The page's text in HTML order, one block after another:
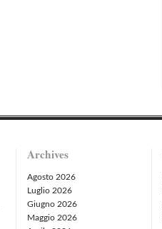
Archives
Agosto 2026
Luglio 2026
Giugno 2026
Maggio 2026